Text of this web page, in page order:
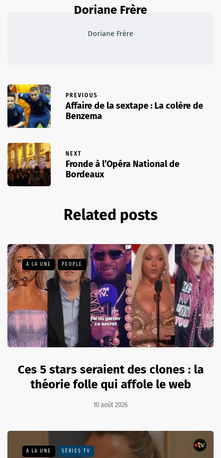
Doriane Frère
Doriane Frère
PREVIOUS
Affaire de la sextape : La colère de
Benzema
NEXT
Fronde à l’Opéra National de
Bordeaux
Related posts
A LA UNE PEOPLE
Ces 5 stars seraient des clones : la
théorie folle qui affole le web
10 août 2026
A LA UNE SÉRIES TV